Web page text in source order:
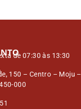
de 07:30 às 13:30
150 – Centro – Moju –
000